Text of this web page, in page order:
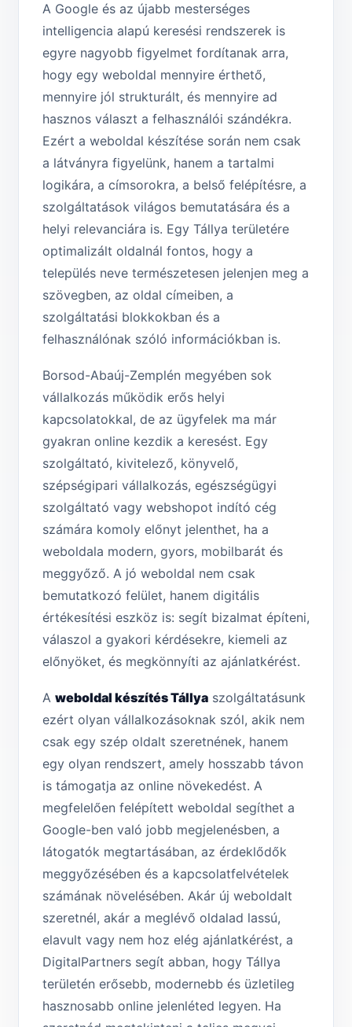
A Google és az újabb mesterséges
intelligencia alapú keresési rendszerek is
egyre nagyobb figyelmet fordítanak arra,
hogy egy weboldal mennyire érthető,
mennyire jól strukturált, és mennyire ad
hasznos választ a felhasználói szándékra.
Ezért a weboldal készítése során nem csak
a látványra figyelünk, hanem a tartalmi
logikára, a címsorokra, a belső felépítésre, a
szolgáltatások világos bemutatására és a
helyi relevanciára is. Egy Tállya területére
optimalizált oldalnál fontos, hogy a
település neve természetesen jelenjen meg a
szövegben, az oldal címeiben, a
szolgáltatási blokkokban és a
felhasználónak szóló információkban is.
Borsod-Abaúj-Zemplén megyében sok
vállalkozás működik erős helyi
kapcsolatokkal, de az ügyfelek ma már
gyakran online kezdik a keresést. Egy
szolgáltató, kivitelező, könyvelő,
szépségipari vállalkozás, egészségügyi
szolgáltató vagy webshopot indító cég
számára komoly előnyt jelenthet, ha a
weboldala modern, gyors, mobilbarát és
meggyőző. A jó weboldal nem csak
bemutatkozó felület, hanem digitális
értékesítési eszköz is: segít bizalmat építeni,
válaszol a gyakori kérdésekre, kiemeli az
előnyöket, és megkönnyíti az ajánlatkérést.
A weboldal készítés Tállya szolgáltatásunk
ezért olyan vállalkozásoknak szól, akik nem
csak egy szép oldalt szeretnének, hanem
egy olyan rendszert, amely hosszabb távon
is támogatja az online növekedést. A
megfelelően felépített weboldal segíthet a
Google-ben való jobb megjelenésben, a
látogatók megtartásában, az érdeklődők
meggyőzésében és a kapcsolatfelvételek
számának növelésében. Akár új weboldalt
szeretnél, akár a meglévő oldalad lassú,
elavult vagy nem hoz elég ajánlatkérést, a
DigitalPartners segít abban, hogy Tállya
területén erősebb, modernebb és üzletileg
hasznosabb online jelenléted legyen. Ha